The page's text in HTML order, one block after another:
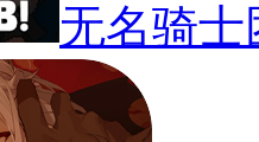
无名骑士